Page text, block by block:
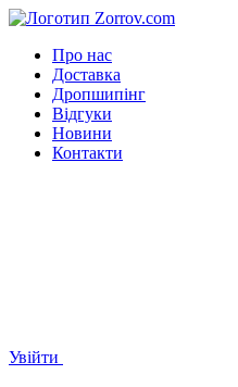
Про нас
Доставка
Дропшипінг
Відгуки
Новини
Контакти
Увійти